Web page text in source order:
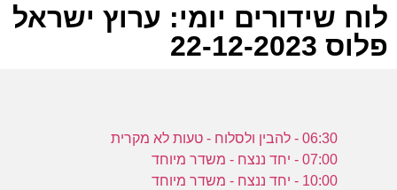
לוח שידורים יומי: ערוץ ישראל
פלוס 22-12-2023
06:30 - להבין ולסלוח - טעות לא מקרית
07:00 - יחד ננצח - משדר מיוחד
10:00 - יחד ננצח - משדר מיוחד